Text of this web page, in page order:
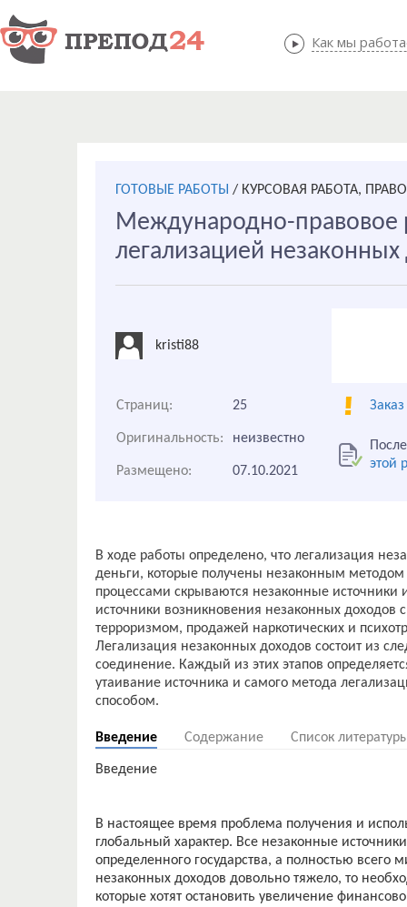
Как мы
Как мы
ГОТОВЫЕ РАБОТЫ / КУРСОВАЯ РАБОТА,
Международно-правовое
легализацией
kristi88
Страниц: 25
Оригинальность: неизвестно
этой
Размещено: 07.10.2021
В ходе работы определено, что легализация
деньги, которые получены незаконным
процессами скрываются незаконные источники
источники возникновения незаконных
терроризмом, продажей наркотических и
Легализация незаконных доходов состоит из
соединение. Каждый из этих этапов
утаивание источника и самого метода
Введение Содержание Список
Введение
В настоящее время проблема получения и
глобальный характер. Все незаконные
определенного государства, а полностью всего
незаконных доходов довольно тяжело, то
которые хотят остановить увеличение